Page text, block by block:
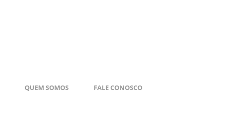
QUEM SOMOS FALE CONOSCO